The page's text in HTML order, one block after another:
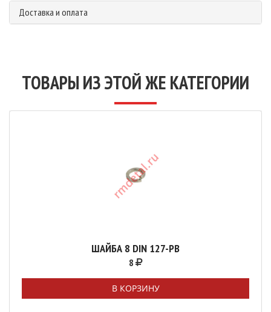
Доставка и оплата
ТОВАРЫ ИЗ ЭТОЙ ЖЕ КАТЕГОРИИ
ШАЙБА 8 DIN 127-PB
8
В КОРЗИНУ